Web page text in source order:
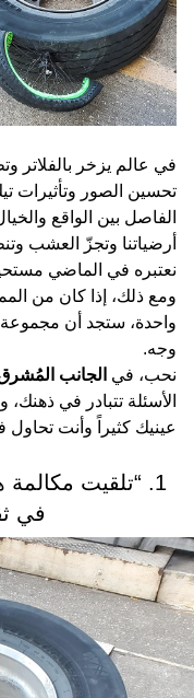
في عالم يزخر بالفلاتر
تحسين الصور وتأثيرات
الفاصل بين الواقع
أرضياتنا وتجزّ العشب
نعتبره في الماضي
ومع ذلك، إذا كان من
واحدة، ستجد أن
وجه.
نحب، في الجانب
عينيك كثيراً وأنت تحاول
1. “تلقيت
في